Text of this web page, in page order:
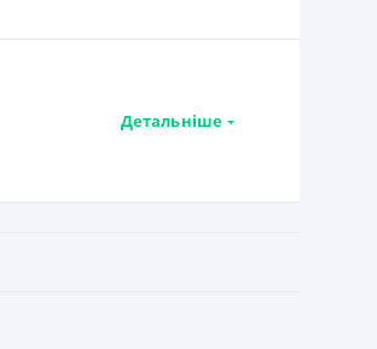
Детальніше